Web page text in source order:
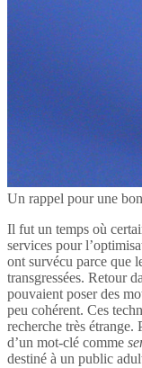
Un rappel pour une
Il fut un temps où
services pour
ont survécu parce que
transgressées. Retour
pouvaient poser des
peu cohérent. Ces
recherche très étrange.
d’un mot-clé comme
destiné à un public